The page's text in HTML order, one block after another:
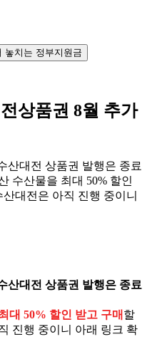
놓치는 정부지원금
상품권 8월 추가
산대전 상품권 발행은 종료
수산물을 최대 50% 할인
대전은 아직 진행 중이니
산대전 상품권 발행은 종료
대 50% 할인 받고 구매 할
진행 중이니 아래 링크 확